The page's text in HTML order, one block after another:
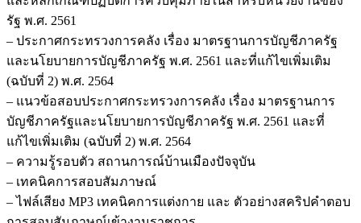
รัฐ พ.ศ. 2561
– ประกาศกระทรวงการคลัง เรื่อง มาตรฐานการบัญชีภาครัฐ
และนโยบายการบัญชีภาครัฐ พ.ศ. 2561 และที่แก้ไขเพิ่มเติม
(ฉบับที่ 2) พ.ศ. 2564
– แนวข้อสอบประกาศกระทรวงการคลัง เรื่อง มาตรฐานการ
บัญชีภาครัฐและนโยบายการบัญชีภาครัฐ พ.ศ. 2561 และที่
แก้ไขเพิ่มเติม (ฉบับที่ 2) พ.ศ. 2564
– ความรู้รอบตัว สถานการณ์บ้านเมืองปัจจุบัน
– เทคนิคการสอบสัมภาษณ์
– ไฟล์เสียง MP3 เทคนิคการแต่งกาย และ ตัวอย่างสคริปคำตอบ